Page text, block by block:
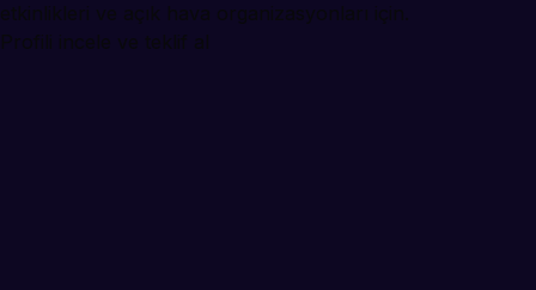
etkinlikleri ve açık hava organizasyonları için.
Profili incele ve teklif al